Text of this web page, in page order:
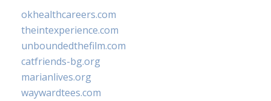
okhealthcareers.com
theintexperience.com
unboundedthefilm.com
catfriends-bg.org
marianlives.org
waywardtees.com